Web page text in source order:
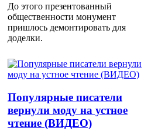
До этого презентованный
общественности монумент
пришлось демонтировать для
доделки.
Популярные писатели
вернули моду на устное
чтение (ВИДЕО)